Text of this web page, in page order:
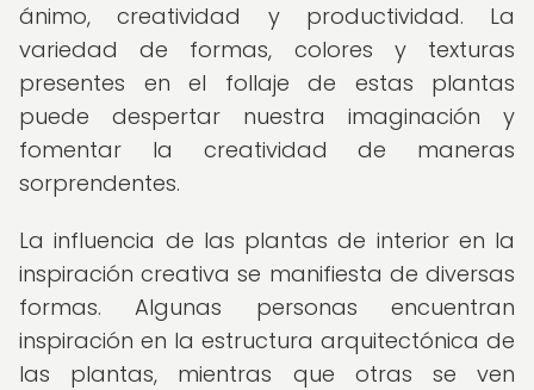
ánimo, creatividad y productividad. La
variedad de formas, colores y texturas
presentes en el follaje de estas plantas
puede despertar nuestra imaginación y
fomentar la creatividad de maneras
sorprendentes.
La influencia de las plantas de interior en la
inspiración creativa se manifiesta de diversas
formas. Algunas personas encuentran
inspiración en la estructura arquitectónica de
las plantas, mientras que otras se ven